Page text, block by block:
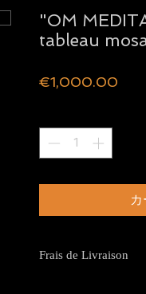
"OM
tableau
€1,000.00
Frais de Livraison